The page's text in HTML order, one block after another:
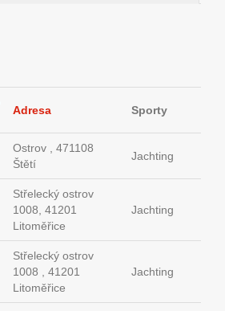
Adresa Sporty
Ostrov , 471108
Štětí
Jachting
Střelecký ostrov
1008, 41201
Litoměřice
Jachting
Střelecký ostrov
1008 , 41201
Litoměřice
Jachting